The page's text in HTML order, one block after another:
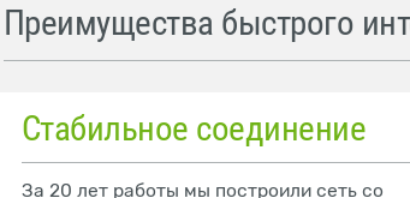
Преимущества быстрого
Стабильное соединение
За 20 лет работы мы построили сеть со